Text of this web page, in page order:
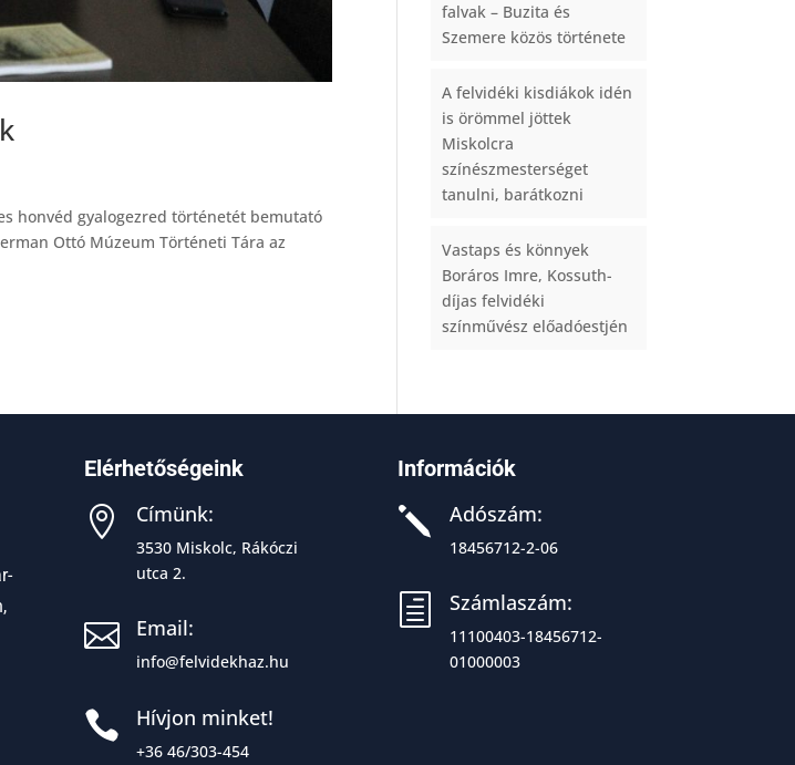
honvéd gyalogezred történetét bemutató
Ottó Múzeum Történeti Tára az
falvak – Buzita és
Szemere közös története
A felvidéki kisdiákok idén
is örömmel jöttek
Miskolcra
színészmesterséget
tanulni, barátkozni
Vastaps és könnyek
Boráros Imre, Kossuth-
díjas felvidéki
színművész előadóestjén
Elérhetőségeink
 Címünk:
3530 Miskolc, Rákóczi
utca 2.
 Email:
info@felvidekhaz.hu
 Hívjon minket!
+36 46/303-454
Információk
j Adószám:
18456712-2-06
h Számlaszám:
11100403-18456712-
01000003